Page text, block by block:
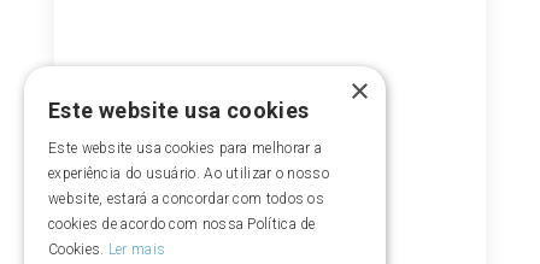
×
Este website usa cookies
Este website usa cookies para melhorar a
experiência do usuário. Ao utilizar o nosso
website, estará a concordar com todos os
cookies de acordo com nossa Política de
Cookies. Ler mais